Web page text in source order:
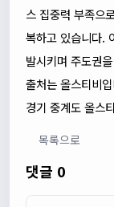
스 집중력 부족으
복하고 있습니다.
발시키며 주도권
출처는 올스티비
경기 중계도 올스
목록으로
댓글 0